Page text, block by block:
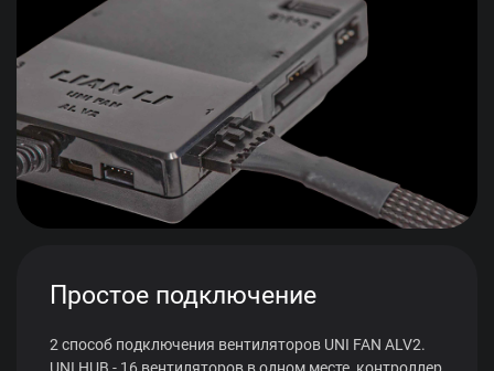
Простое подключение
2 способ подключения вентиляторов UNI FAN ALV2.